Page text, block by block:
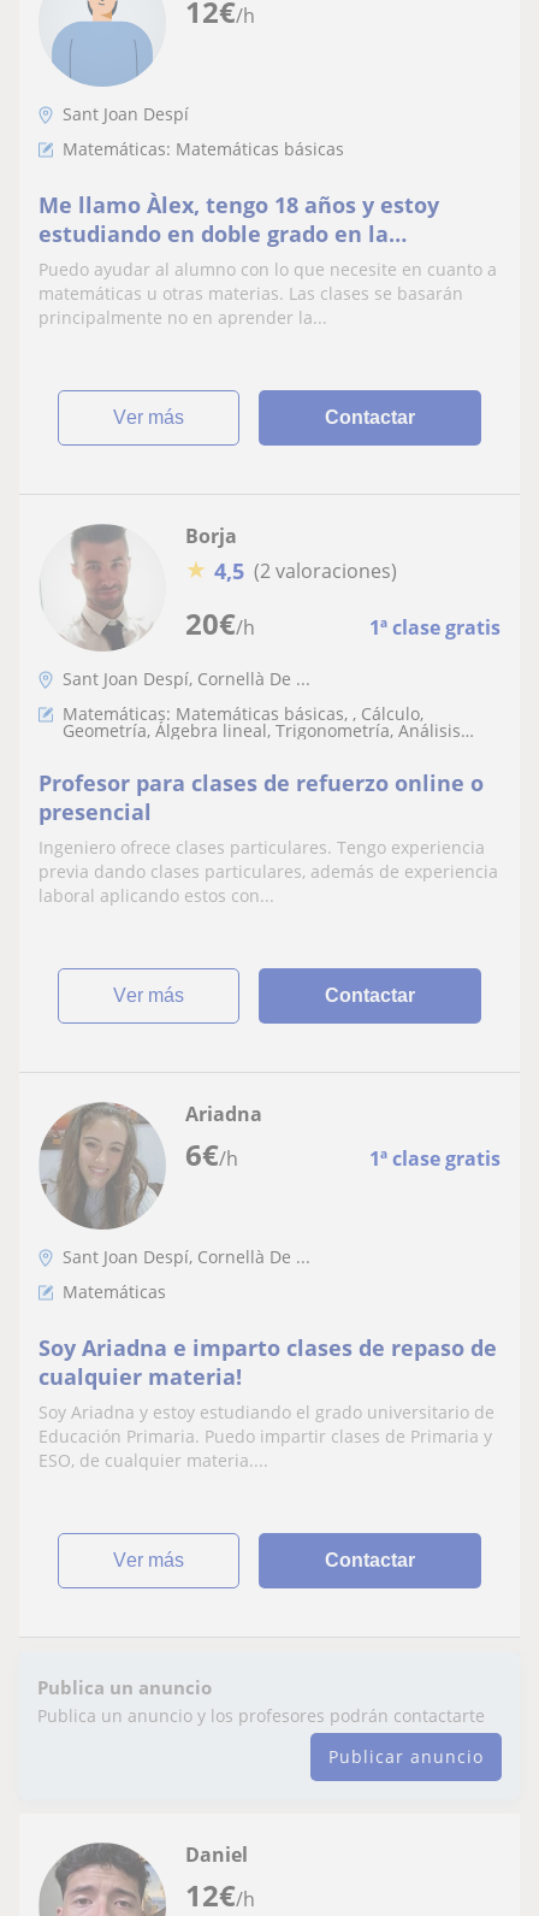
12€/h
Sant Joan Despí
Matemáticas: Matemáticas básicas
Me llamo Àlex, tengo 18 años y estoy
estudiando en doble grado en la
universidad. Tengo experiencia de 2 años
dando clases particulares de matemáticas
y me encantaría seguir.
Puedo ayudar al alumno con lo que necesite en cuanto a
matemáticas u otras materias. Las clases se basarán
principalmente no en aprender la...
ver más Contactar
20€/h 1ª clase gratis
Borja
★ 4,5 (2 valoraciones)
Sant Joan Despí, Cornellà De ...
Matemáticas: Matemáticas básicas, , Cálculo,
Geometría, Álgebra lineal, Trigonometría, Análisis
Profesor para clases de refuerzo online o
presencial
Ingeniero ofrece clases particulares. Tengo experiencia
previa dando clases particulares, además de experiencia
laboral aplicando estos con...
ver más Contactar
6€/h 1ª clase gratis
Ariadna
Sant Joan Despí, Cornellà De ...
Matemáticas
Soy Ariadna e imparto clases de repaso de
cualquier materia!
Soy Ariadna y estoy estudiando el grado universitario de
Educación Primaria. Puedo impartir clases de Primaria y
ESO, de cualquier materia....
ver más Contactar
Publica un anuncio
Publica un anuncio y los profesores podrán contactarte
Publicar anuncio
12€/h
Daniel